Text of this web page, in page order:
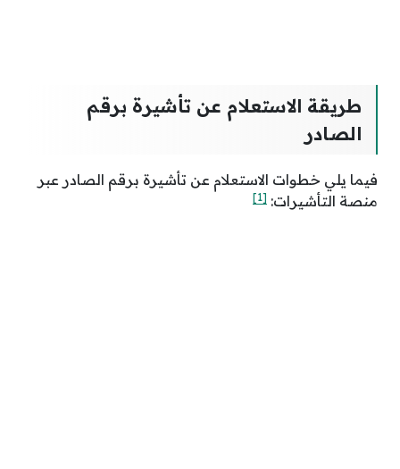
طريقة الاستعلام عن تأشيرة برقم
الصادر
فيما يلي خطوات الاستعلام عن تأشيرة برقم الصادر عبر
منصة التأشيرات: [1]